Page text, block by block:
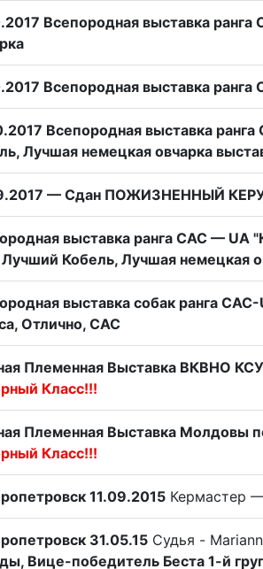
Всепородная выставка ранга
Всепородная выставка ранга
Всепородная выставка ранга
Лучшая немецкая овчарка
— Сдан ПОЖИЗНЕННЫЙ
выставка ранга САС — UA
Кобель, Лучшая немецкая
выставка собак ранга
Отлично, САС
Племенная Выставка ВКВНО
Класс!!!
Племенная Выставка Молдовы
Класс!!!
11.09.2015 Кермастер
31.05.15 Судья -
Вице-победитель Беста 1-й